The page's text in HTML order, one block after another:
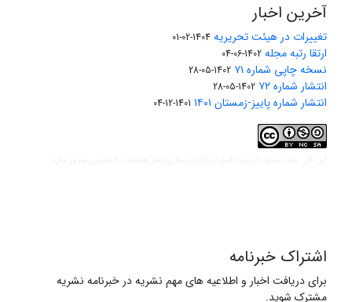
آخرین اخبار
تغییرات در هیئت تحریریه 1404-02-01
ارتقا رتبه مجله 1402-06-04
نسخه چاپی شماره ۷۱ 1402-05-28
انتشار شماره ۷۲ 1402-05-28
انتشار شماره پاییز-زمستان ۱۴۰۱ 1401-12-04
اشتراک خبرنامه
برای دریافت اخبار و اطلاعیه های مهم نشریه در خبرنامه نشریه
مشترک شوید.